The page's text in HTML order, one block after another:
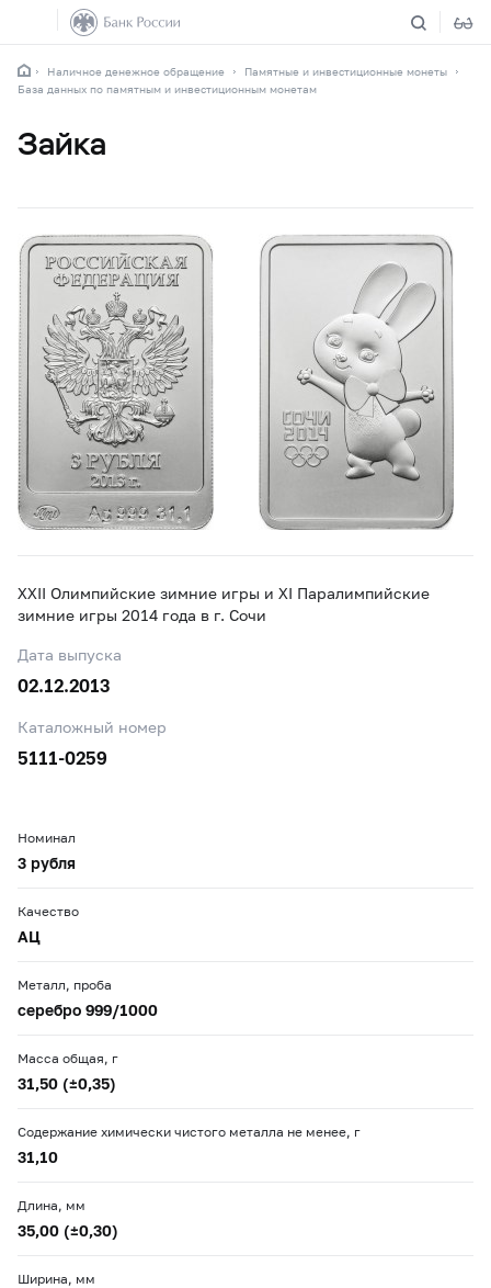
Наличное денежное обращение
Памятные и инвестиционные монеты
База данных по памятным и инвестиционным монетам
Зайка
XXII Олимпийские зимние игры и XI Паралимпийские
зимние игры 2014 года в г. Сочи
Дата выпуска
02.12.2013
Каталожный номер
5111-0259
Номинал
3 рубля
Качество
АЦ
Металл, проба
серебро 999/1000
Масса общая, г
31,50 (±0,35)
Содержание химически чистого металла не менее, г
31,10
Длина, мм
35,00 (±0,30)
Ширина, мм